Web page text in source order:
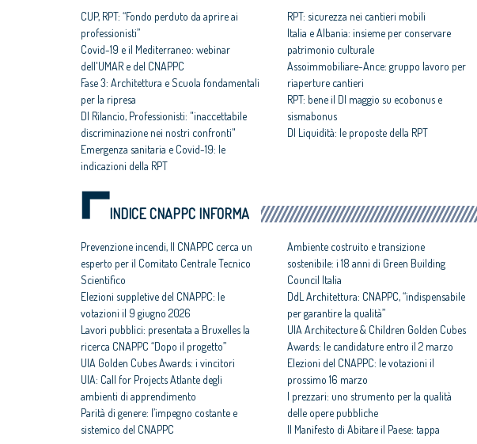
CUP, RPT: “Fondo perduto da aprire ai
professionisti”
Covid-19 e il Mediterraneo: webinar
dell'UMAR e del CNAPPC
Fase 3: Architettura e Scuola fondamentali
per la ripresa
Dl Rilancio, Professionisti: "inaccettabile
discriminazione nei nostri confronti"
Emergenza sanitaria e Covid-19: le
indicazioni della RPT
RPT: sicurezza nei cantieri mobili
Italia e Albania: insieme per conservare
patrimonio culturale
Assoimmobiliare-Ance: gruppo lavoro per
riaperture cantieri
RPT: bene il Dl maggio su ecobonus e
sismabonus
Dl Liquidità: le proposte della RPT
INDICE CNAPPC INFORMA
Prevenzione incendi, Il CNAPPC cerca un
esperto per il Comitato Centrale Tecnico
Scientifico
Elezioni suppletive del CNAPPC: le
votazioni il 9 giugno 2026
Lavori pubblici: presentata a Bruxelles la
ricerca CNAPPC “Dopo il progetto”
UIA Golden Cubes Awards: i vincitori
UIA: Call for Projects Atlante degli
ambienti di apprendimento
Parità di genere: l’impegno costante e
sistemico del CNAPPC
Ambiente costruito e transizione
sostenibile: i 18 anni di Green Building
Council Italia
DdL Architettura: CNAPPC, “indispensabile
per garantire la qualità”
UIA Architecture & Children Golden Cubes
Awards: le candidature entro il 2 marzo
Elezioni del CNAPPC: le votazioni il
prossimo 16 marzo
I prezzari: uno strumento per la qualità
delle opere pubbliche
Il Manifesto di Abitare il Paese: tappa